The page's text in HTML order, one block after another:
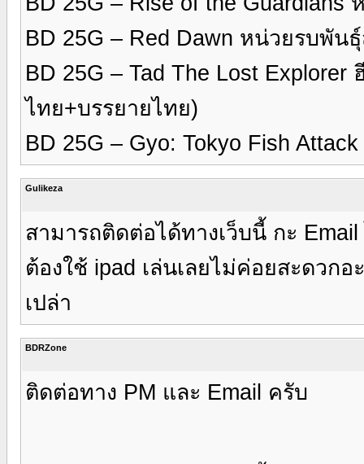
BD 25G – Red Dawn หน่วยรบพัน
BD 25G – Tad The Lost
ไทย+บรรยายไทย)
BD 25G – Gyo: Tokyo Fish
Gulikeza
สามารถติดต่อได้ทางเว็บนี้ กะ
ต้องใช้ ipad เล่นเลยไม่ค่อยสะดวก
เปล่า
BDRZone
ติดต่อทาง PM และ Email ครับ